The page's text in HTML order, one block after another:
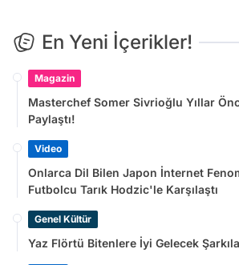
En Yeni İçerikler!
Magazin
Masterchef Somer Sivrioğlu Yıllar
Paylaştı!
Video
Onlarca Dil Bilen Japon İnternet
Futbolcu Tarık Hodzic'le Karşılaştı
Genel Kültür
Yaz Flörtü Bitenlere İyi Gelecek